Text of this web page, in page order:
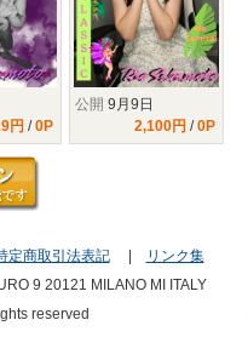
円 /0P
公開 9月9日
2,100円 /0P
定商取引法表記|
リンク集
9 20121 MILANO MI ITALY
reserved